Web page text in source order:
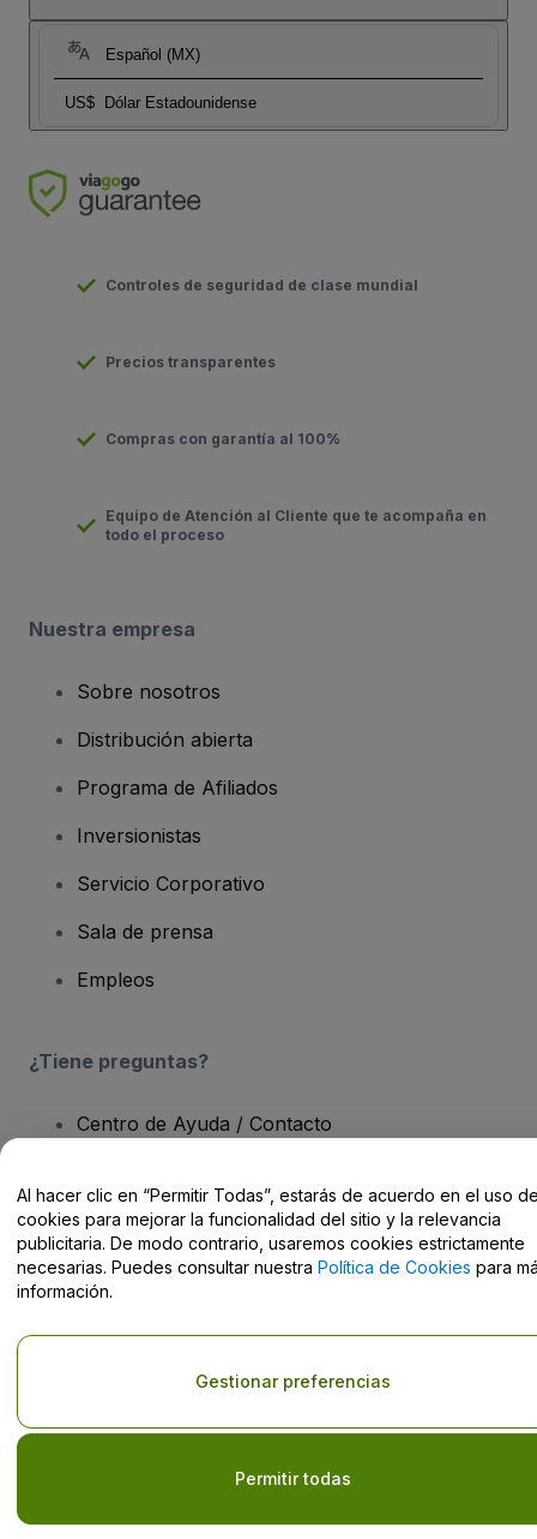
Español (MX)
US$ Dólar Estadounidense
Controles de seguridad de clase mundial
Precios transparentes
Compras con garantía al 100%
Equipo de Atención al Cliente que te acompaña en
todo el proceso
Nuestra empresa
Sobre nosotros
Distribución abierta
Programa de Afiliados
Inversionistas
Servicio Corporativo
Sala de prensa
Empleos
¿Tiene preguntas?
Centro de Ayuda / Contacto
Derechos reservados © viagogo GmbH 2026 Datos de la Empresa
El uso de este sitio web constituye la aceptación de los
Términos y
Condiciones
No compartir mi información personal/Tus opciones de privacidad
Al hacer clic en “Permitir Todas”, estarás de acuerdo en el uso
cookies para mejorar la funcionalidad del sitio y la relevancia
publicitaria. De modo contrario, usaremos cookies estrictamente
necesarias. Puedes consultar nuestra Política de Cookies para
información.
Permitir todas
Gestionar preferencias